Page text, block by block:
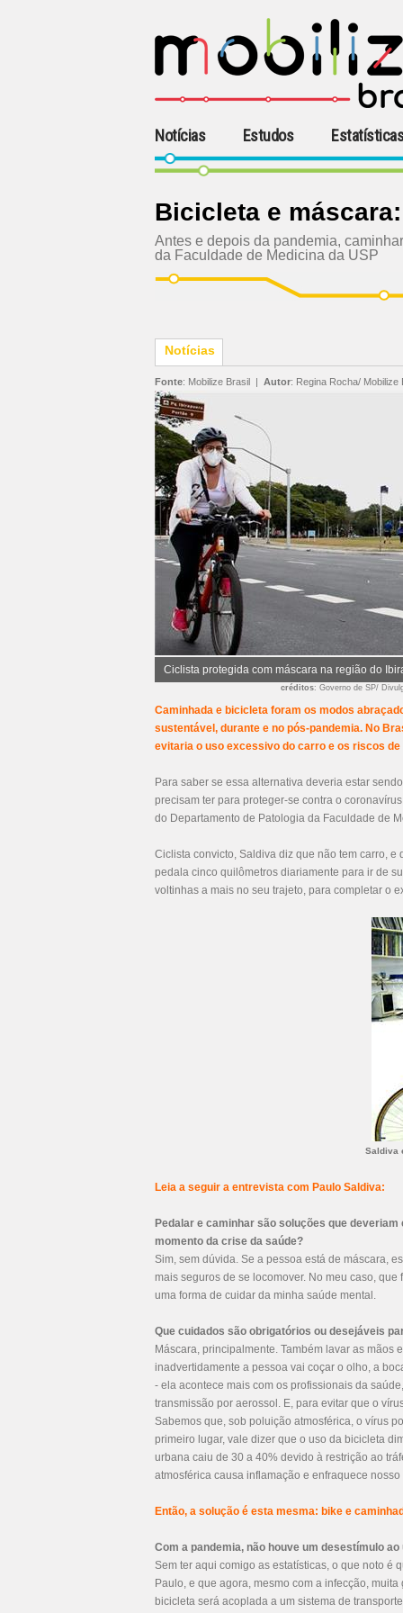
Notícias Estudos
Bicicleta e
Antes e depois da pandemia,
da Faculdade de Medicina da USP
Notícias
Fonte: Mobilize Brasil | Autor: Regina Rocha/ Mobilize
Ciclista protegida com máscara na região do
créditos: Governo de SP/
Caminhada e bicicleta foram os modos
sustentável, durante e no pós-pandemia. No
evitaria o uso excessivo do carro e os riscos
Para saber se essa alternativa deveria estar
precisam ter para proteger-se contra o
do Departamento de Patologia da Faculdade de
Ciclista convicto, Saldiva diz que não tem carro,
pedala cinco quilômetros diariamente para ir de
voltinhas a mais no seu trajeto, para completar o
Saldiva
Leia a seguir a entrevista com Paulo Saldiva:
Pedalar e caminhar são soluções que
momento da crise da saúde?
Sim, sem dúvida. Se a pessoa está de máscara,
mais seguros de se locomover. No meu caso,
uma forma de cuidar da minha saúde mental.
Que cuidados são obrigatórios ou desejáveis
Máscara, principalmente. Também lavar as mãos
inadvertidamente a pessoa vai coçar o olho, a
- ela acontece mais com os profissionais da
transmissão por aerossol. E, para evitar que o
Sabemos que, sob poluição atmosférica, o vírus
primeiro lugar, vale dizer que o uso da bicicleta
urbana caiu de 30 a 40% devido à restrição ao
atmosférica causa inflamação e enfraquece nosso
Então, a solução é esta mesma: bike e
Com a pandemia, não houve um desestímulo
Sem ter aqui comigo as estatísticas, o que noto é
Paulo, e que agora, mesmo com a infecção,
bicicleta será acoplada a um sistema de